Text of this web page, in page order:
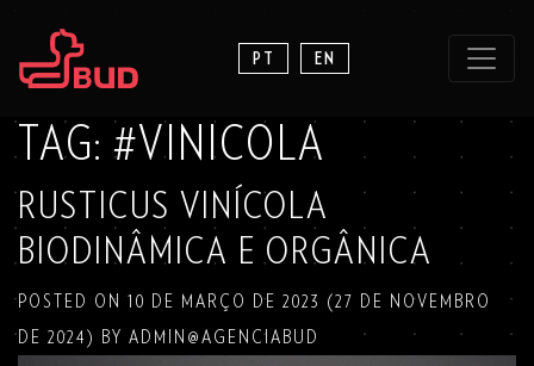
PT EN
TAG: #VINICOLA
RUSTICUS VINÍCOLA
BIODINÂMICA E ORGÂNICA
POSTED ON 10 DE MARÇO DE 2023 (27 DE NOVEMBRO
DE 2024)
BY ADMIN@AGENCIABUD